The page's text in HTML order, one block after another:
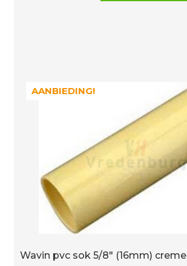
AANBIEDING!
Wavin pvc sok 5/8″ (16mm) creme
AANBIEDING!